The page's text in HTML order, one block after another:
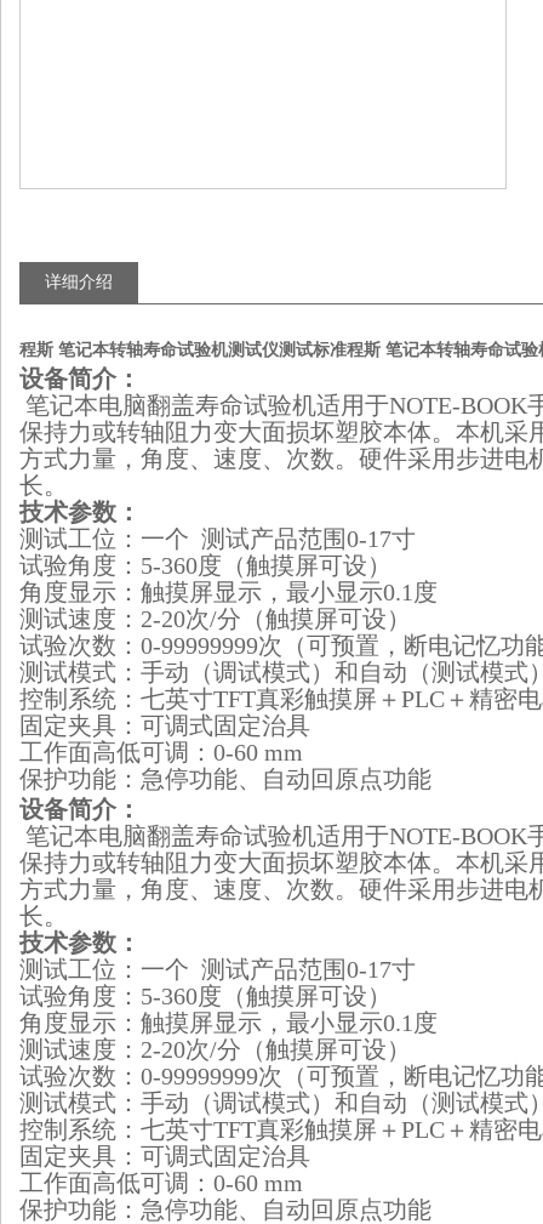
详细介绍
程斯 笔记本转轴寿命试验机测试仪测试标准程斯 笔记本转轴寿命试
设备简介：
笔记本电脑翻盖寿命试验机适用于NOTE-
保持力或转轴阻力变大面损坏塑胶本体。本机
方式力量，角度、速度、次数。硬件采用步进电
长。
技术参数：
测试工位：一个 测试产品范围0-17寸
试验角度：5-360度（触摸屏可设）
角度显示：触摸屏显示，最小显示0.1度
测试速度：2-20次/分（触摸屏可设）
试验次数：0-99999999次（可预置，断电记忆功
测试模式：手动（调试模式）和自动（测试模式
控制系统：七英寸TFT真彩触摸屏＋PLC＋精密
固定夹具：可调式固定治具
工作面高低可调：0-60 mm
保护功能：急停功能、自动回原点功能
设备简介：
笔记本电脑翻盖寿命试验机适用于NOTE-
保持力或转轴阻力变大面损坏塑胶本体。本机
方式力量，角度、速度、次数。硬件采用步进电
长。
技术参数：
测试工位：一个 测试产品范围0-17寸
试验角度：5-360度（触摸屏可设）
角度显示：触摸屏显示，最小显示0.1度
测试速度：2-20次/分（触摸屏可设）
试验次数：0-99999999次（可预置，断电记忆功
测试模式：手动（调试模式）和自动（测试模式
控制系统：七英寸TFT真彩触摸屏＋PLC＋精密
固定夹具：可调式固定治具
工作面高低可调：0-60 mm
保护功能：急停功能、自动回原点功能